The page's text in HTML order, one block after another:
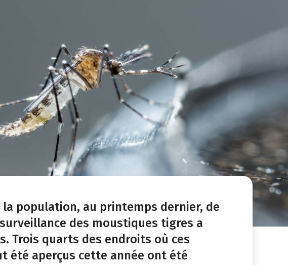
la population, au printemps dernier, de
des moustiques tigres a
Trois quarts des endroits où ces
été aperçus cette année ont été